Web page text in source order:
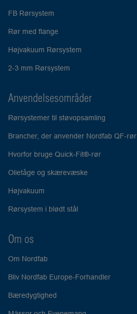
FB Rørsystem
Rør med flange
Højvakuum Rørsystem
2-3 mm Rørsystem
Anvendelsesområder
Rørsystemer til støvopsamling
Brancher, der anvender Nordfab QF-rør
Hvorfor bruge Quick-Fit®-rør
Olietåge og skærevæske
Højvakuum
Rørsystem i blødt stål
Om os
Om Nordfab
Bliv Nordfab Europe-Forhandler
Bæredygtighed